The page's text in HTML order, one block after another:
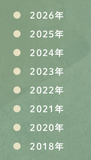
2026年
2025年
2024年
2023年
2022年
2021年
2020年
2018年